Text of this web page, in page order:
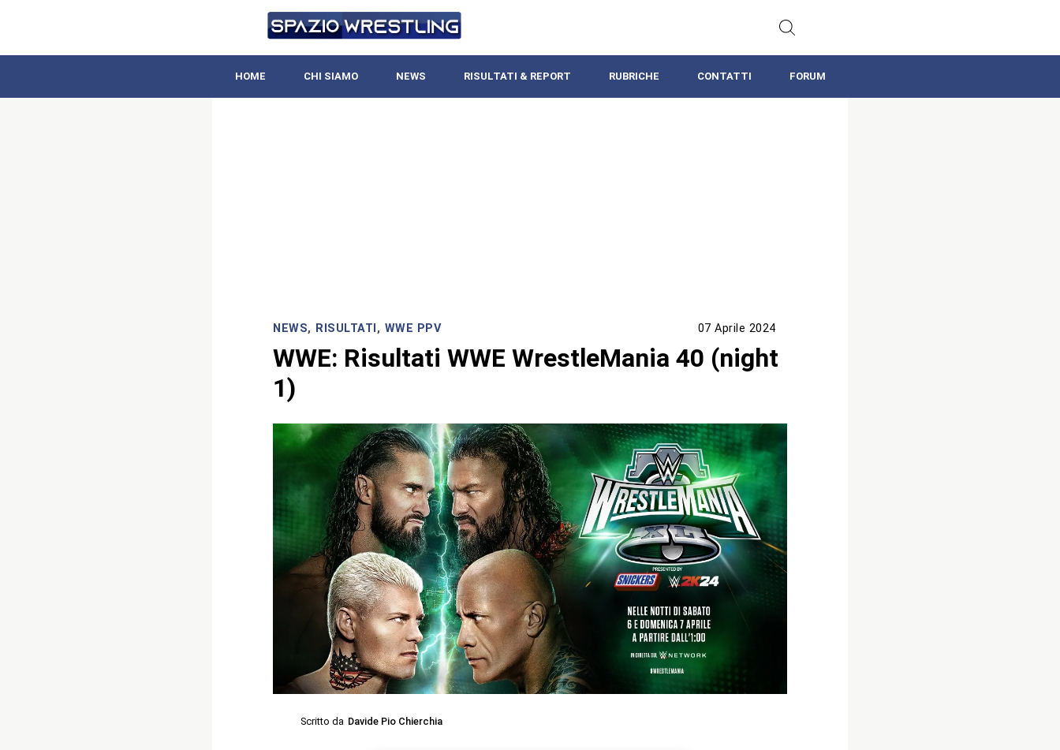
HOME CHI SIAMO NEWS RISULTATI & REPORT RUBRICHE CONTATTI FORUM
NEWS, RISULTATI, WWE PPV 07 Aprile 2024
WWE: Risultati WWE WrestleMania 40 (night
1)
Scritto da Davide Pio Chierchia